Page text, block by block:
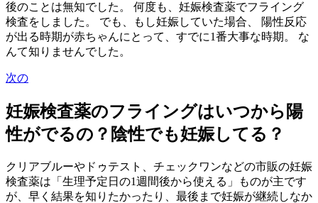
後のことは無知でした。 何度も、妊娠検査薬でフライング
検査をしました。 でも、もし妊娠していた場合、 陽性反応
が出る時期が赤ちゃんにとって、すでに1番大事な時期。 な
んて知りませんでした。
次の
妊娠検査薬のフライングはいつから陽
性がでるの？陰性でも妊娠してる？
クリアブルーやドゥテスト、チェックワンなどの市販の妊娠
検査薬は「生理予定日の1週間後から使える」ものが主です
が、早く結果を知りたかったり、最後まで妊娠が継続しなか